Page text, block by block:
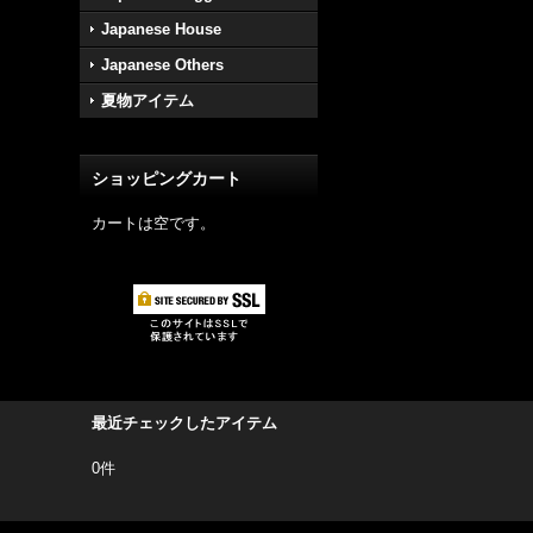
Japanese House
Japanese Others
夏物アイテム
ショッピングカート
カートは空です。
最近チェックしたアイテム
0件